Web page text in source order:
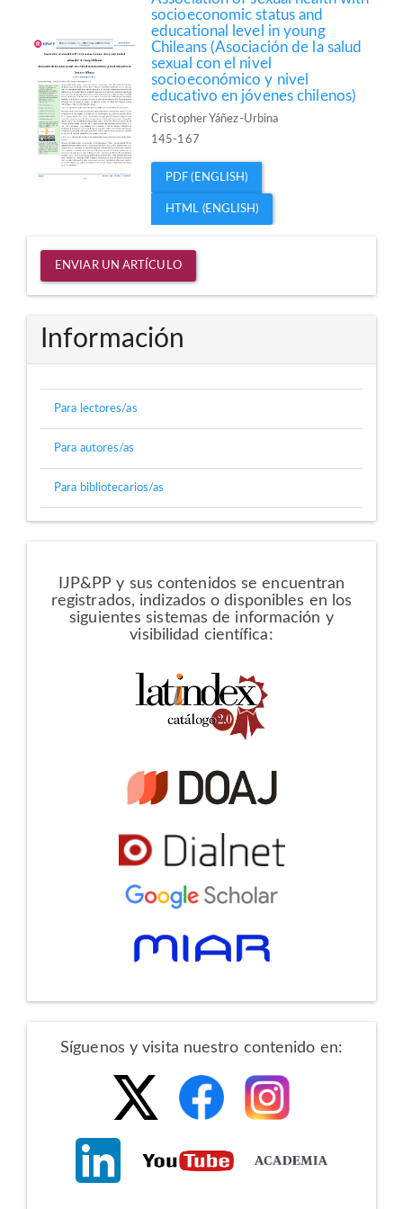
socioeconomic status and
educational level in young
Chileans (Asociación de la salud
sexual con el nivel
socioeconómico y nivel
educativo en jóvenes chilenos)
Cristopher Yáñez-Urbina
145-167
PDF (ENGLISH)
HTML (ENGLISH)
Enviar
un
ENVIAR UN ARTÍCULO
Información
Para lectores/as
Para autores/as
Para bibliotecarios/as
IJP&PP y sus contenidos se encuentran
registrados, indizados o disponibles en los
siguientes sistemas de información y
visibilidad científica:
Redes
Sociales
Síguenos y visita nuestro contenido en: